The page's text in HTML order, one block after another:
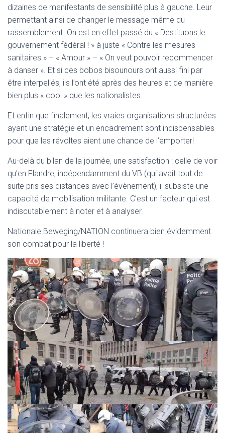
dizaines de manifestants de sensibilité plus à gauche. Leur
permettant ainsi de changer le message même du
rassemblement. On est en effet passé du « Destituons le
gouvernement fédéral ! » à juste « Contre les mesures
sanitaires » – « Amour » – « On veut pouvoir recommencer
à danser ». Et si ces bobos bisounours ont aussi fini par
être interpellés, ils l’ont été après des heures et de manière
bien plus « cool » que les nationalistes.
Et enfin que finalement, les vraies organisations structurées
ayant une stratégie et un encadrement sont indispensables
pour que les révoltes aient une chance de l’emporter!
Au-delà du bilan de la journée, une satisfaction : celle de voir
qu’en Flandre, indépendamment du VB (qui avait tout de
suite pris ses distances avec l’évènement), il subsiste une
capacité de mobilisation militante. C’est un facteur qui est
indiscutablement à noter et à analyser.
Nationale Beweging/NATION continuera bien évidemment
son combat pour la liberté !